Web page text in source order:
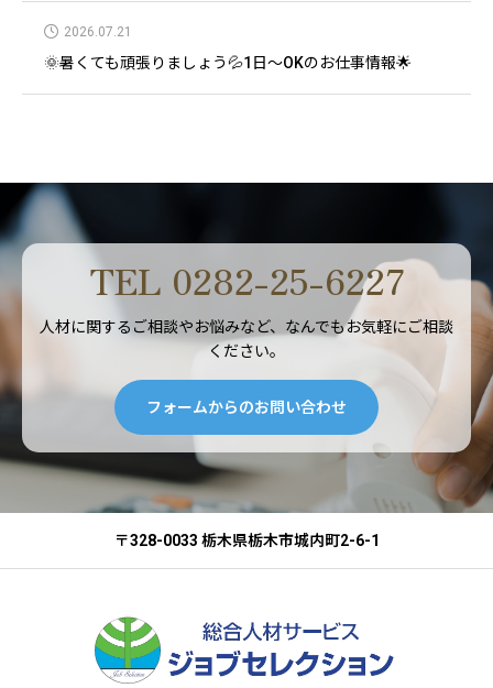
2026.07.21
🌞暑くても頑張りましょう💦1日～OKのお仕事情報🌟
TEL 0282-25-6227
人材に関するご相談やお悩みなど、なんでもお気軽にご相談
ください。
フォームからのお問い合わせ
〒328-0033 栃木県栃木市城内町2-6-1